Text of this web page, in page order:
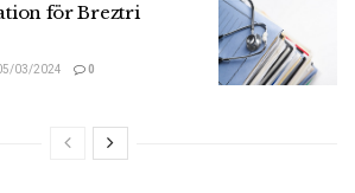
för Breztri
03/2024 0